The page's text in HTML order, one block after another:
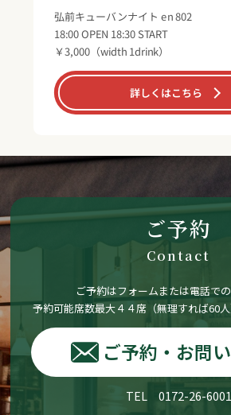
弘前キューバンナイト en 802
18:00 OPEN 18:30 START
￥3,000（width 1drink）
詳しくはこちら
ご予約
Contact
ご予約はフォームまたは電話で
予約可能席数最大４４席（無理すれば60
ご予約・お問
TEL 0172-26-6001